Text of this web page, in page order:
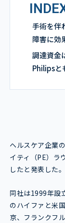
手術を伴
障害に効
調達資金
Philipsと
ヘルスケア企業
イティ（PE）ラ
したと発表した。
同社は1999年設
のハイファと米
京、フランクフ